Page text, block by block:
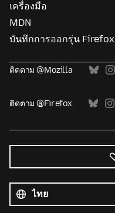
เครื่องมือ
MDN
บันทึกการออกรุ่น Firefox
ติดตาม @Mozilla
ติดตาม @Firefox
ทั้งหมด
ภาษา